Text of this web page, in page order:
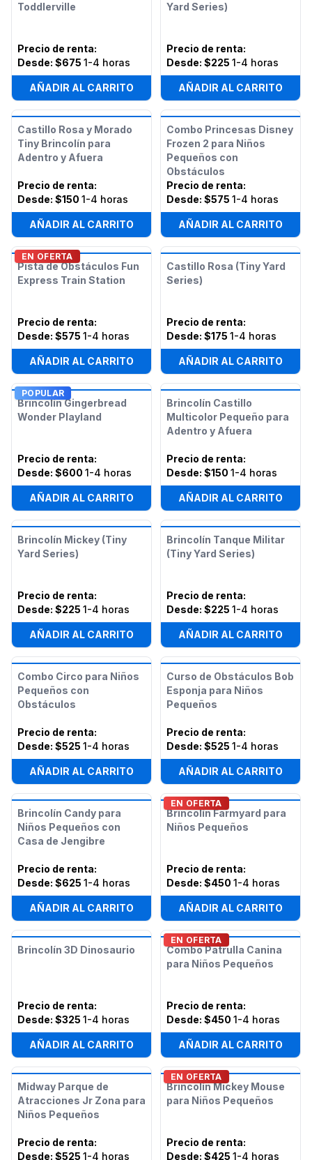
Toddlerville
Precio de renta:
Desde: $675 1-4 horas
AÑADIR AL CARRITO
Yard Series)
Precio de renta:
Desde: $225 1-4 horas
AÑADIR AL CARRITO
Castillo Rosa y Morado
Tiny Brincolín para
Adentro y Afuera
Precio de renta:
Desde: $150 1-4 horas
AÑADIR AL CARRITO
Combo Princesas Disney
Frozen 2 para Niños
Pequeños con
Obstáculos
Precio de renta:
Desde: $575 1-4 horas
AÑADIR AL CARRITO
EN OFERTA
Pista de Obstáculos Fun
Express Train Station
Precio de renta:
Desde: $575 1-4 horas
AÑADIR AL CARRITO
Castillo Rosa (Tiny Yard
Series)
Precio de renta:
Desde: $175 1-4 horas
AÑADIR AL CARRITO
POPULAR
Brincolín Gingerbread
Wonder Playland
Precio de renta:
Desde: $600 1-4 horas
AÑADIR AL CARRITO
Brincolín Castillo
Multicolor Pequeño para
Adentro y Afuera
Precio de renta:
Desde: $150 1-4 horas
AÑADIR AL CARRITO
Brincolín Mickey (Tiny
Yard Series)
Precio de renta:
Desde: $225 1-4 horas
AÑADIR AL CARRITO
Brincolín Tanque Militar
(Tiny Yard Series)
Precio de renta:
Desde: $225 1-4 horas
AÑADIR AL CARRITO
Combo Circo para Niños
Pequeños con
Obstáculos
Precio de renta:
Desde: $525 1-4 horas
AÑADIR AL CARRITO
Curso de Obstáculos Bob
Esponja para Niños
Pequeños
Precio de renta:
Desde: $525 1-4 horas
AÑADIR AL CARRITO
Brincolín Candy para
Niños Pequeños con
Casa de Jengibre
Precio de renta:
Desde: $625 1-4 horas
AÑADIR AL CARRITO
EN OFERTA
Brincolín Farmyard para
Niños Pequeños
Precio de renta:
Desde: $450 1-4 horas
AÑADIR AL CARRITO
Brincolín 3D Dinosaurio
Precio de renta:
Desde: $325 1-4 horas
AÑADIR AL CARRITO
EN OFERTA
Combo Patrulla Canina
para Niños Pequeños
Precio de renta:
Desde: $450 1-4 horas
AÑADIR AL CARRITO
Midway Parque de
Atracciones Jr Zona para
Niños Pequeños
Precio de renta:
Desde: $525 1-4 horas
EN OFERTA
Brincolín Mickey Mouse
para Niños Pequeños
Precio de renta:
Desde: $425 1-4 horas